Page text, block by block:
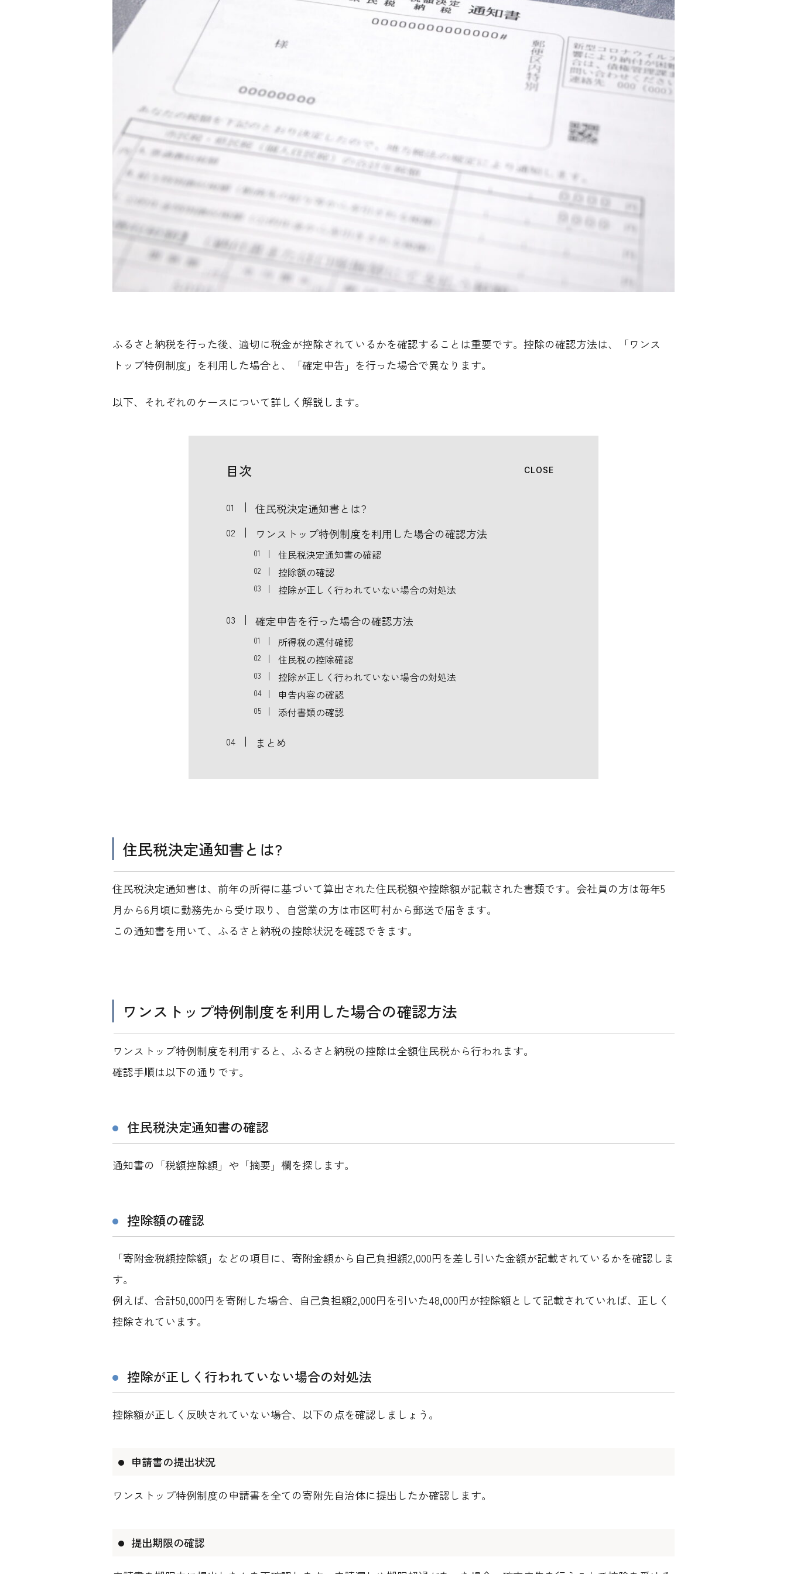
ふるさと納税を行った後、適切に税金が控除されているかを確認することは重要です。控除の確認方法は、「ワンス
トップ特例制度」を利用した場合と、「確定申告」を行った場合で異なります。
以下、それぞれのケースについて詳しく解説します。
CLOSE
目次
住民税決定通知書とは?
ワンストップ特例制度を利用した場合の確認方法
住民税決定通知書の確認
控除額の確認
控除が正しく行われていない場合の対処法
確定申告を行った場合の確認方法
所得税の還付確認
住民税の控除確認
控除が正しく行われていない場合の対処法
申告内容の確認
添付書類の確認
まとめ
住民税決定通知書とは?
住民税決定通知書は、前年の所得に基づいて算出された住民税額や控除額が記載された書類です。会社員の方は毎年5
月から6月頃に勤務先から受け取り、自営業の方は市区町村から郵送で届きます。
この通知書を用いて、ふるさと納税の控除状況を確認できます。
ワンストップ特例制度を利用した場合の確認方法
ワンストップ特例制度を利用すると、ふるさと納税の控除は全額住民税から行われます。
確認手順は以下の通りです。
住民税決定通知書の確認
通知書の「税額控除額」や「摘要」欄を探します。
控除額の確認
「寄附金税額控除額」などの項目に、寄附金額から自己負担額2,000円を差し引いた金額が記載されているかを確認しま
す。
例えば、合計50,000円を寄附した場合、自己負担額2,000円を引いた48,000円が控除額として記載されていれば、正しく
控除されています。
控除が正しく行われていない場合の対処法
控除額が正しく反映されていない場合、以下の点を確認しましょう。
申請書の提出状況
ワンストップ特例制度の申請書を全ての寄附先自治体に提出したか確認します。
提出期限の確認